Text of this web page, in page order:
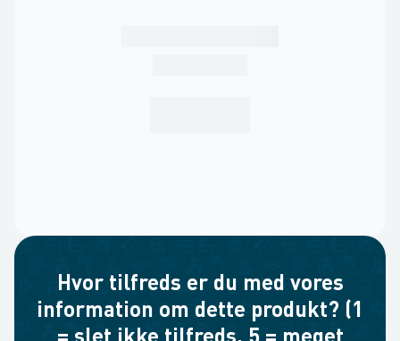
Hvor tilfreds er du med vores
information om dette produkt? (1